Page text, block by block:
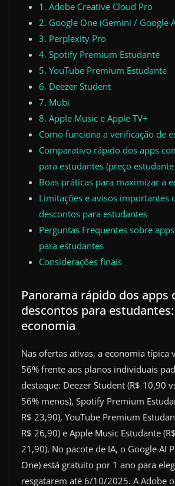
1. Adobe Creative Cloud Pro
2. Google One (Gemini / Google
3. Perplexity Pro
4. Spotify Premium Estudante
5. YouTube Premium Estudante
6. Deezer Student
7. Mubi
8. Apple Music e Apple TV+
Como funciona a verificação de
Comparativo rápido dos apps
para estudantes (preço
Boas práticas para maximizar a
Limitações e avisos importantes
descontos para estudantes
Perguntas Frequentes sobre
para estudantes
Considerações finais
Panorama rápido dos apps
descontos para
economia
Nas ofertas ativas, a economia típica
56% frente aos planos individuais
destaque: Deezer Student (R$ 10,90
56% menos), Spotify Premium
R$ 23,90), YouTube Premium
R$ 26,90) e Apple Music Estudante
21,90). No pacote de IA, o Google AI
One) está gratuito por 1 ano para
resgatarem até 6/10/2025. A Adobe